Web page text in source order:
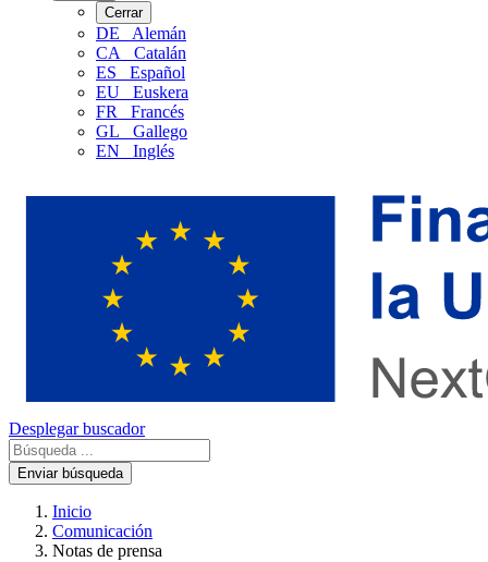
Cerrar
DE
Alemán
CA
Catalán
ES
Español
EU
Euskera
FR
Francés
GL
Gallego
EN
Inglés
Desplegar buscador
Enviar búsqueda
Inicio
Comunicación
Notas de prensa